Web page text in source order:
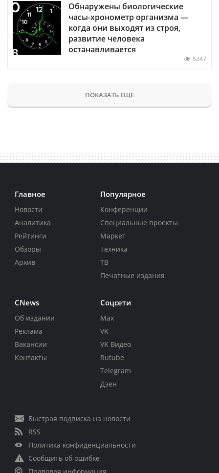
Обнаружены биологические
часы-хронометр организма —
когда они выходят из строя,
развитие человека
останавливается
5247
ПОКАЗАТЬ ЕЩЕ
Главное
Новости
Аналитика
Рейтинги
Обзоры
Архив
Популярное
Конференции
Специальные проекты
Маркет
Техника
ТВ
Печатные издания
CNews
Об издании
Реклама
Вакансии
Контакты
Соцсети
Max
VK
VK Видео
Rutube
Telegram
Дзен
Быстрая подписка на новости
RSS
Политика конфиденциальности
Сообщить об ошибке